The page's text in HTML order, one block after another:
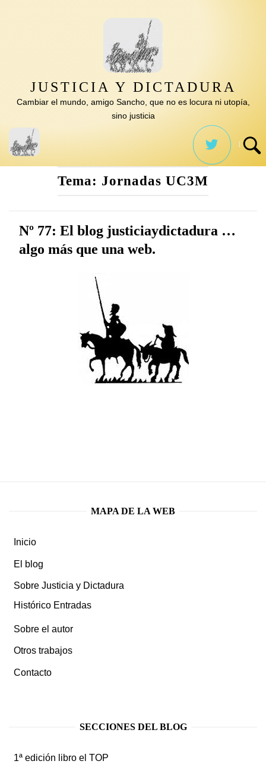
JUSTICIA Y DICTADURA
Cambiar el mundo, amigo Sancho, que no es locura ni utopía,
sino justicia
Tema: Jornadas UC3M
Nº 77: El blog justiciaydictadura …
algo más que una web.
MAPA DE LA WEB
Inicio
El blog
Sobre Justicia y Dictadura
Histórico Entradas
Sobre el autor
Otros trabajos
Contacto
SECCIONES DEL BLOG
1ª edición libro el TOP